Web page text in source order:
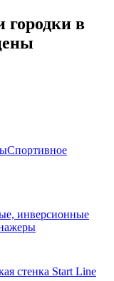
в
Спортивное
инверсионные